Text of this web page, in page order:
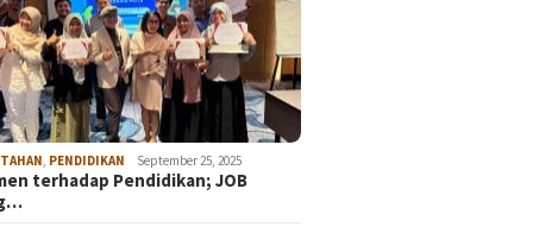
, PENDIDIKAN September 25, 2025
terhadap Pendidikan; JOB